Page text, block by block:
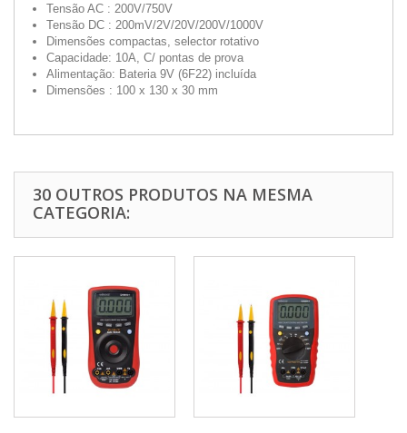
Tensão AC : 200V/750V
Tensão DC : 200mV/2V/20V/200V/1000V
Dimensões compactas, selector rotativo
Capacidade: 10A, C/ pontas de prova
Alimentação: Bateria 9V (6F22) incluída
Dimensões : 100 x 130 x 30 mm
30 OUTROS PRODUTOS NA MESMA
CATEGORIA: